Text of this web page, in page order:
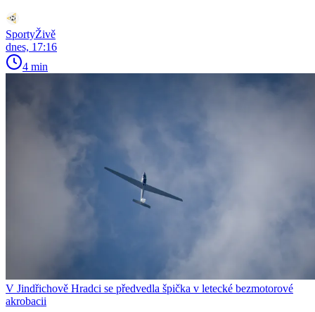
SportyŽivě
dnes, 17:16
4 min
V Jindřichově Hradci se předvedla špička v letecké bezmotorové
akrobacii